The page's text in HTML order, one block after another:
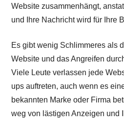
Website zusammenhängt,
und Ihre Nachricht wird für Ihre
Es gibt wenig Schlimmeres als
Website und das Angreifen
Viele Leute verlassen jede
ups auftreten, auch wenn es
bekannten Marke oder Firma
weg von lästigen Anzeigen und